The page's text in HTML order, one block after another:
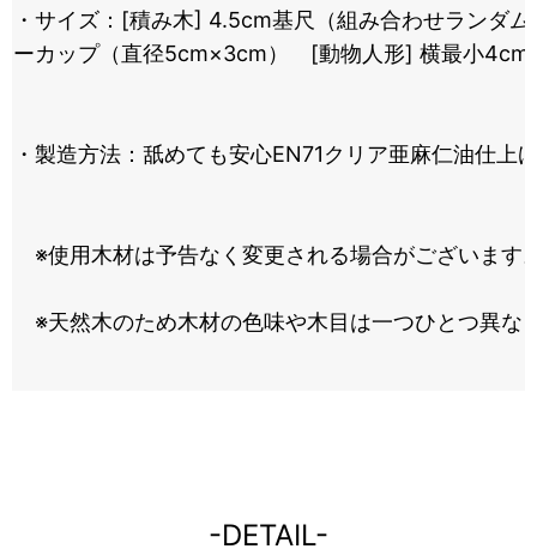
・サイズ：[積み木] 4.5cm基尺（組み合わせラン
ーカップ（直径5cm×3cm） [動物人形] 横最小
・製造方法：舐めても安心EN71クリア亜麻仁油仕上
※使用木材は予告なく変更される場合がございます
※天然木のため木材の色味や木目は一つひとつ異な
-DETAIL-